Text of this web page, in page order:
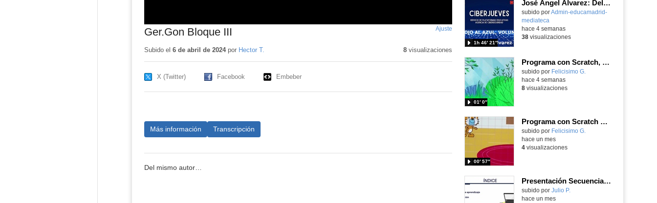
Ger.Gon Bloque III Ajuste
pantalla
Subido el 6 de abril de 2024por Hector T. 8visualizaciones
X (Twitter) Facebook Embeber
Más información Transcripción
Del mismo autor…
José Ángel Álvarez: Del rojo al azul, volumen III
subido porAdmin-educamadrid-
mediateca
1h 46′ 21″
hace 4 semanas
38visualizaciones
Programa con Scratch, un juego de disparos y modifica los disfraces del personaje
Contenido educativo.
subido por Felicisimo G.
01′ 0″
hace 4 semanas
8visualizaciones
Programa con Scratch Jr usando el bloque de tiempo y de interacción entre personajes
Contenido educativo.
subido por Felicisimo G.
00′ 57″
hace un mes
4visualizaciones
Presentación Secuencia Didáctica
subido por Julio P.
hace un mes